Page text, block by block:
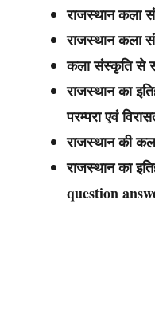
राजस्थान कला
राजस्थान कला
कला संस्कृति से
राजस्थान का
परम्परा एवं
राजस्थान की
राजस्थान का
question